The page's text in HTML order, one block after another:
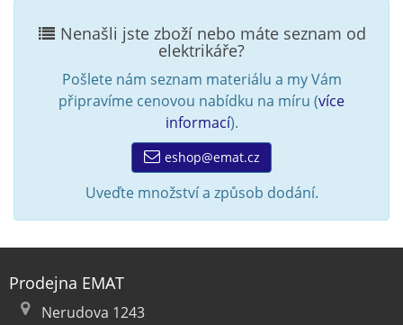
Nenašli jste zboží nebo máte seznam od
elektrikáře?
Pošlete nám seznam materiálu a my Vám
připravíme cenovou nabídku na míru (více
informací).
eshop@emat.cz
Uveďte množství a způsob dodání.
Prodejna EMAT
Nerudova 1243